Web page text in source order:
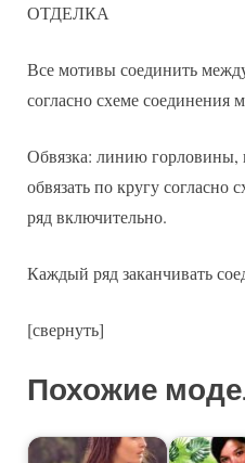
ОТДЕЛКА
Все мотивы соединить
согласно схеме соединения
Обвязка: линию горловины,
обвязать по кругу согласно
ряд включительно.
Каждый ряд заканчивать
[свернуть]
Похожие